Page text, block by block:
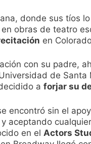
donde sus tíos
obras de teatro
en
con su padre,
de
a forjar su
encontró sin el
aceptando
en el Actors